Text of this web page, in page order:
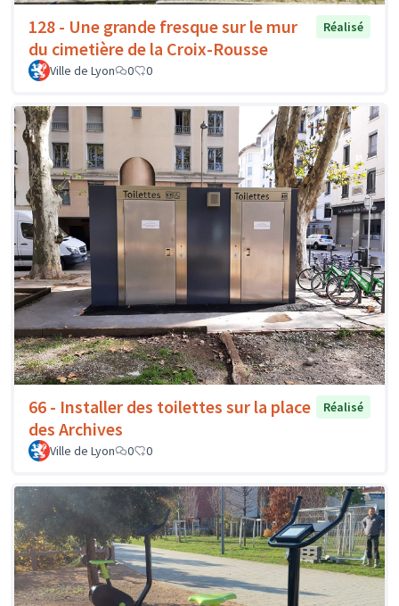
128 - Une grande fresque sur le mur
du cimetière de la Croix-Rousse
Réalisé
Ville de Lyon 0 0
66 - Installer des toilettes sur la place
des Archives
Réalisé
Ville de Lyon 0 0